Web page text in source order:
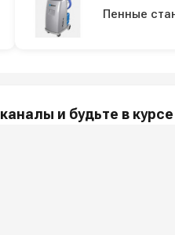
Пенные
и будьте в курсе